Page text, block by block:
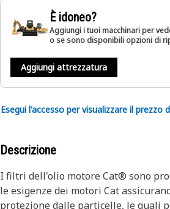
È idoneo?
Aggiungi i tuoi macchinari per
o se sono disponibili opzioni di
Aggiungi attrezzatura
Esegui l'accesso per visualizzare il prezzo
Descrizione
I filtri dell'olio motore Cat® sono
le esigenze dei motori Cat
protezione dalle particelle, le quali